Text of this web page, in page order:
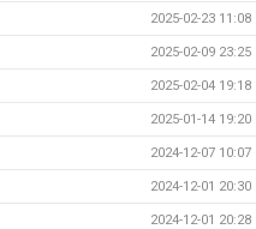
2025-02-23 11:08
2025-02-09 23:25
2025-02-04 19:18
2025-01-14 19:20
2024-12-07 10:07
2024-12-01 20:30
2024-12-01 20:28